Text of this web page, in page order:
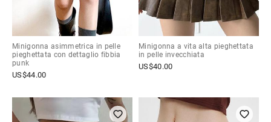
Minigonna asimmetrica in pelle
pieghettata con dettaglio fibbia
punk
US$44.00
Minigonna a vita alta pieghettata
in pelle invecchiata
US$40.00